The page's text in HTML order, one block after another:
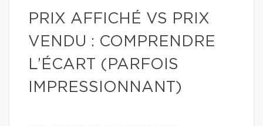
PRIX AFFICHÉ VS PRIX
VENDU : COMPRENDRE
L’ÉCART (PARFOIS
IMPRESSIONNANT)